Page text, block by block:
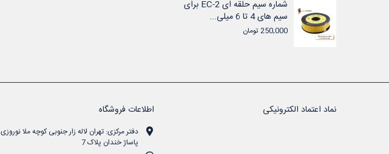
شماره سیم حلقه ای EC-2 برای
سیم های 4 تا 6 میلی...
250,000 تومان
نماد اعتماد الکترونیکی اطلاعات فروشگاه
دفتر مرکزی: تهران لاله زار جنوبی کوچه ملا نوروزی
پاساژ خندان پلاک 7